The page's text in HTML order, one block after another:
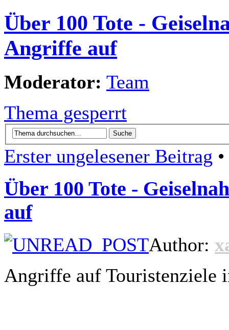
Über 100 Tote -
Angriffe auf
Moderator: Team
Thema gesperrt
Erster ungelesener Beitrag
Über 100 Tote -
auf
Author:
Angriffe auf Touristenziele